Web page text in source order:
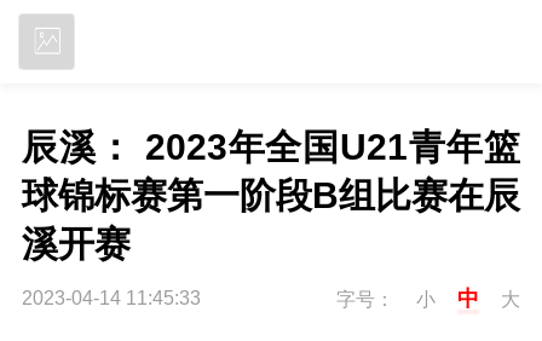
辰溪： 2023年全国U21青年篮
球锦标赛第一阶段B组比赛在辰
溪开赛
2023-04-14 11:45:33 字号： 小 中 大